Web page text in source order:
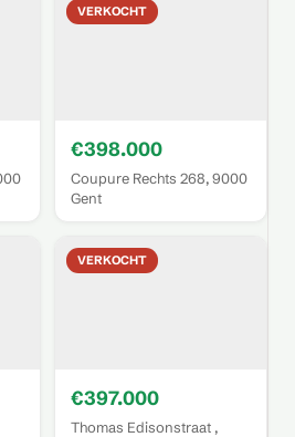
VERKOCHT
€398.000
Coupure Rechts 268, 9000
Gent
VERKOCHT
€397.000
Thomas Edisonstraat ,